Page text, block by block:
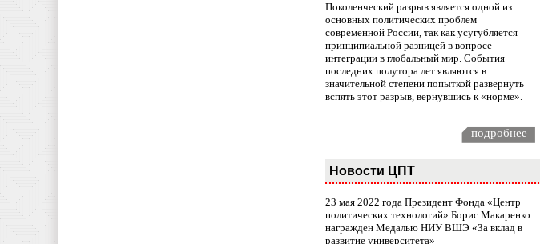
Поколенческий разрыв является одной из
основных политических проблем
современной России, так как усугубляется
принципиальной разницей в вопросе
интеграции в глобальный мир. События
последних полутора лет являются в
значительной степени попыткой развернуть
вспять этот разрыв, вернувшись к «норме».
подробнее
Новости ЦПТ
23 мая 2022 года Президент Фонда «Центр
политических технологий» Борис Макаренко
награжден Медалью НИУ ВШЭ «За вклад в
развитие университета»